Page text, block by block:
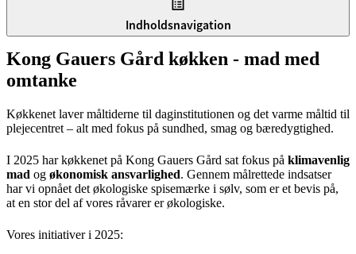
Indholdsnavigation
Kong Gauers Gård køkken - mad med
omtanke
Køkkenet laver måltiderne til daginstitutionen og det varme måltid til
plejecentret – alt med fokus på sundhed, smag og bæredygtighed.
I 2025 har køkkenet på Kong Gauers Gård sat fokus på klimavenlig
mad og økonomisk ansvarlighed. Gennem målrettede indsatser
har vi opnået det økologiske spisemærke i sølv, som er et bevis på,
at en stor del af vores råvarer er økologiske.
Vores initiativer i 2025: